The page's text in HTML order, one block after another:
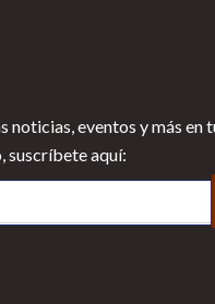
noticias, eventos y más en
suscríbete aquí: